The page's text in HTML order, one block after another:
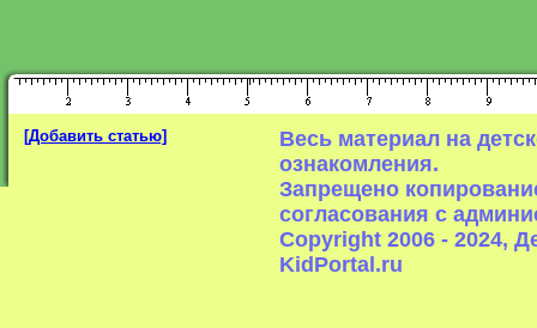
[Добавить статью]
Весь материал на
ознакомления.
Запрещено
согласования с
Copyright 2006 - 2024,
KidPortal.ru